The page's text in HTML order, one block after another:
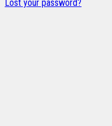
Lost your password?